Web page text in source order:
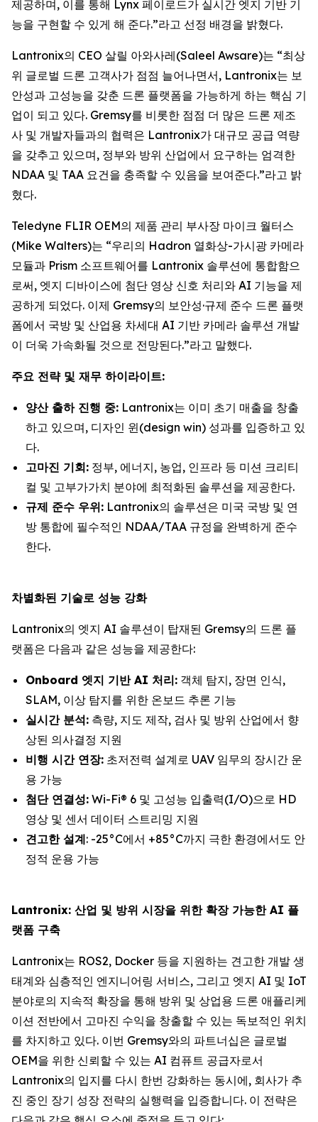
제공하며, 이를 통해 Lynx 페이로드가 실시간 엣지 기반 기
능을 구현할 수 있게 해 준다.”라고 선정 배경을 밝혔다.
Lantronix의 CEO 살릴 아와사레(Saleel Awsare)는 “최상
위 글로벌 드론 고객사가 점점 늘어나면서, Lantronix는 보
안성과 고성능을 갖춘 드론 플랫폼을 가능하게 하는 핵심 기
업이 되고 있다. Gremsy를 비롯한 점점 더 많은 드론 제조
사 및 개발자들과의 협력은 Lantronix가 대규모 공급 역량
을 갖추고 있으며, 정부와 방위 산업에서 요구하는 엄격한
NDAA 및 TAA 요건을 충족할 수 있음을 보여준다.”라고 밝
혔다.
Teledyne FLIR OEM의 제품 관리 부사장 마이크 월터스
(Mike Walters)는 “우리의 Hadron 열화상-가시광 카메라
모듈과 Prism 소프트웨어를 Lantronix 솔루션에 통합함으
로써, 엣지 디바이스에 첨단 영상 신호 처리와 AI 기능을 제
공하게 되었다. 이제 Gremsy의 보안성·규제 준수 드론 플랫
폼에서 국방 및 산업용 차세대 AI 기반 카메라 솔루션 개발
이 더욱 가속화될 것으로 전망된다.”라고 말했다.
주요 전략 및 재무 하이라이트:
양산 출하 진행 중: Lantronix는 이미 초기 매출을 창출
하고 있으며, 디자인 윈(design win) 성과를 입증하고 있
다.
고마진 기회: 정부, 에너지, 농업, 인프라 등 미션 크리티
컬 및 고부가가치 분야에 최적화된 솔루션을 제공한다.
규제 준수 우위: Lantronix의 솔루션은 미국 국방 및 연
방 통합에 필수적인 NDAA/TAA 규정을 완벽하게 준수
한다.
차별화된 기술로 성능 강화
Lantronix의 엣지 AI 솔루션이 탑재된 Gremsy의 드론 플
랫폼은 다음과 같은 성능을 제공한다:
Onboard 엣지 기반 AI 처리: 객체 탐지, 장면 인식,
SLAM, 이상 탐지를 위한 온보드 추론 기능
실시간 분석: 측량, 지도 제작, 검사 및 방위 산업에서 향
상된 의사결정 지원
비행 시간 연장: 초저전력 설계로 UAV 임무의 장시간 운
용 가능
첨단 연결성: Wi-Fi® 6 및 고성능 입출력(I/O)으로 HD
영상 및 센서 데이터 스트리밍 지원
견고한 설계: -25°C에서 +85°C까지 극한 환경에서도 안
정적 운용 가능
Lantronix: 산업 및 방위 시장을 위한 확장 가능한 AI 플
랫폼 구축
Lantronix는 ROS2, Docker 등을 지원하는 견고한 개발 생
태계와 심층적인 엔지니어링 서비스, 그리고 엣지 AI 및 IoT
분야로의 지속적 확장을 통해 방위 및 상업용 드론 애플리케
이션 전반에서 고마진 수익을 창출할 수 있는 독보적인 위치
를 차지하고 있다. 이번 Gremsy와의 파트너십은 글로벌
OEM을 위한 신뢰할 수 있는 AI 컴퓨트 공급자로서
Lantronix의 입지를 다시 한번 강화하는 동시에, 회사가 추
진 중인 장기 성장 전략의 실행력을 입증합니다. 이 전략은